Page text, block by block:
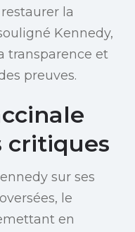
la
Kennedy,
transparence et
preuves.
critiques
sur ses
le
en